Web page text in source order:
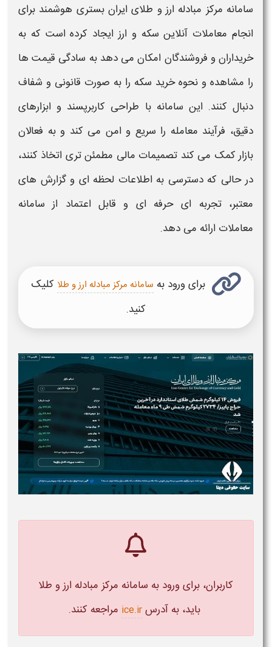
سامانه مرکز مبادله ارز و طلای ایران بستری هوشمند برای
انجام معاملات آنلاین سکهو ارز ایجاد کرده است که به
خریداران و فروشندگان امکان می‌ دهد به‌ سادگی قیمت‌ ها
را مشاهده و نحوه خرید سکه را به‌ صورت قانونی و شفاف
دنبال کنند. این سامانهبا طراحی کاربرپسند و ابزارهای
دقیق، فرآیند معامله را سریع و امن می‌ کند و به فعالان
بازار کمک می‌ کند تصمیمات مالی مطمئن‌ تری اتخاذ کنند،
در حالی که دسترسی به اطلاعات لحظه‌ ای و گزارش‌ های
معتبر، تجربه‌ ای حرفه‌ ای و قابل اعتماد از سامانه
معاملات ارائه می‌ دهد.
برایورود به سامانه مرکز مبادله ارز و طلا کلیک
کنید.
کاربران، برایورود به سامانه مرکز مبادله ارز و طلا​
باید، به آدرسice.ir مراجعه کنند.